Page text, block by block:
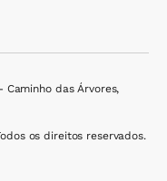
Caminho das Árvores,
os direitos reservados.